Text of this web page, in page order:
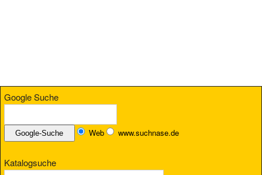
Google Suche
Web www.suchnase.de
Katalogsuche